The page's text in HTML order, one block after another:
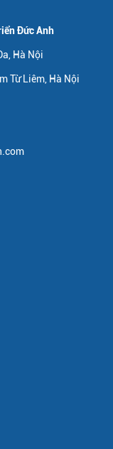
Đức Anh
Hà Nội
Từ Liêm, Hà Nội